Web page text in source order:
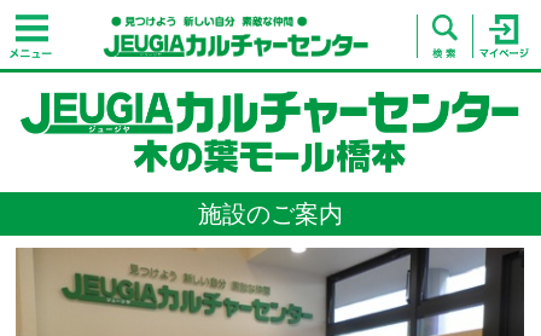
施設のご案内